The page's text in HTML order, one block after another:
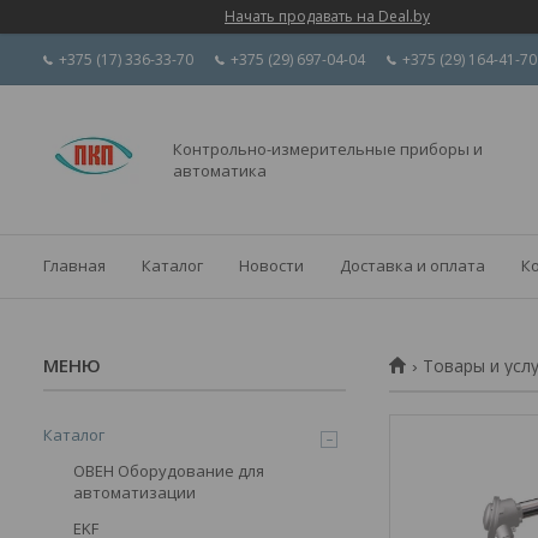
Начать продавать на Deal.by
+375 (17) 336-33-70 +375 (29) 697-04-04 +375 (29) 164-41-70
Контрольно-измерительные приборы и
автоматика
Главная Каталог Новости Доставка и оплата
Товары и
Каталог
ОВЕН Оборудование для
автоматизации
EKF